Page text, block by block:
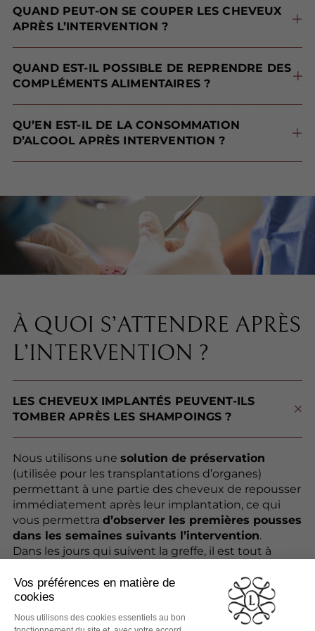
QUAND PEUT-ON SE COUPER LES CHEVEUX
APRÈS L’INTERVENTION ?
QUAND EST-IL POSSIBLE DE REPRENDRE DES
COMPLÉMENTS ALIMENTAIRES ?
QU’EN EST-IL DE LA CONSOMMATION
D’ALCOOL APRÈS INTERVENTION ?
À QUOI S’ATTENDRE APRÈS
L’INTERVENTION ?
LES CHEVEUX IMPLANTÉS PEUVENT-ILS
TOMBER APRÈS LES SHAMPOINGS ?
Nous utilisons une solution de préservation
(utilisée pour les transplantations d’organes)
permettant à une partie des cheveux de repousser
immédiatement après leur implantation, ce qui
vous permettra d’observer les premières pousses
dans les semaines suivants l’intervention.
Dans les jours qui suivent la greffe, il est tout à
cheveux implantés tombent
, notamment
pendant les shampoings. Il ne faut pas s’inquiéter,
un nouveau cycle de croissance débutera. C’est au